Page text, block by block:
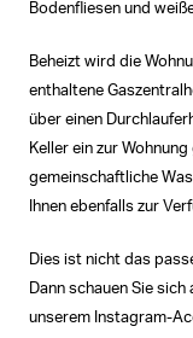
Bodenfliesen und
Beheizt wird die
enthaltene
über einen
Keller ein zur
gemeinschaftliche
Ihnen ebenfalls zur
Dies ist nicht das
Dann schauen Sie
unserem Instagram-